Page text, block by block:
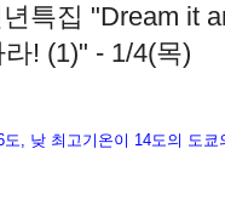
특집 "Dream it
! (1)" - 1/4(목)
, 낮 최고기온이 14도의 도쿄